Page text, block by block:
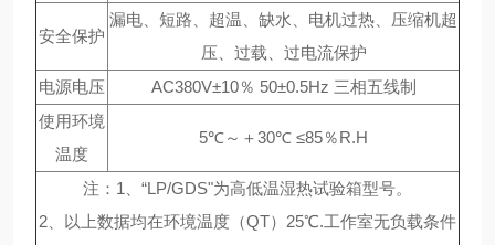
安全保护
漏电、短路、超温、缺水、电机过热、压缩机超
压、过载、过电流保护
电源电压
AC380V±10％ 50±0.5Hz 三相五线制
使用环境
温度
5℃～＋30℃ ≤85％R.H
注：1、“LP/GDS"为高低温湿热试验箱型号。
2、以上数据均在环境温度（QT）25℃.工作室无负载条件